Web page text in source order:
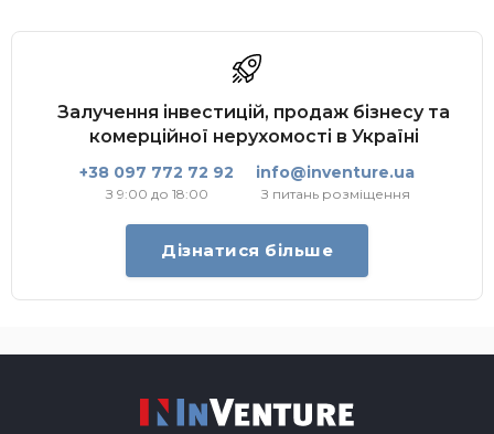
Залучення інвестицій, продаж бізнесу та
комерційної нерухомості в Україні
+38 097 772 72 92
З 9:00 до 18:00
info@inventure.ua
З питань розміщення
Дізнатися більше